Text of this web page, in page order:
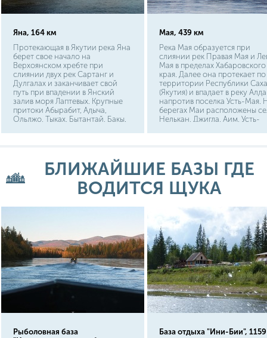
Яна, 164 км
Протекающая в Якутии река Яна
берет свое начало на
Верхоянском хребте при
слиянии двух рек Сартанг и
Дулгалах и заканчивает свой
путь при впадении в Янский
залив моря Лаптевых. Крупные
притоки Абырабит, Адыча,
Ольджо, Тыках, Бытантай, Бакы.
Мая, 439 км
Река Мая образуется при
слиянии рек Правая Мая и
Мая в пределах Хабаровского
края. Далее она протекает по
территории Республики Саха
(Якутия) и впадает в реку
напротив поселка Усть-Мая.
берегах Маи расположены
Нелькан, Джигда, Аим, Усть-
до сел Джигда и Нелькан, а в
последнем даже есть
БЛИЖАЙШИЕ БАЗЫ ГДЕ
ВОДИТСЯ ЩУКА
Рыболовная база
База отдыха "Ини-Бии",